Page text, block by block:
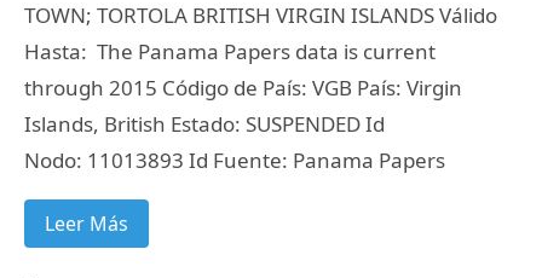
TOWN; TORTOLA BRITISH VIRGIN ISLANDS Válido
Hasta: The Panama Papers data is current
through 2015 Código de País: VGB País: Virgin
Islands, British Estado: SUSPENDED Id
Nodo: 11013893 Id Fuente: Panama Papers
Leer Más